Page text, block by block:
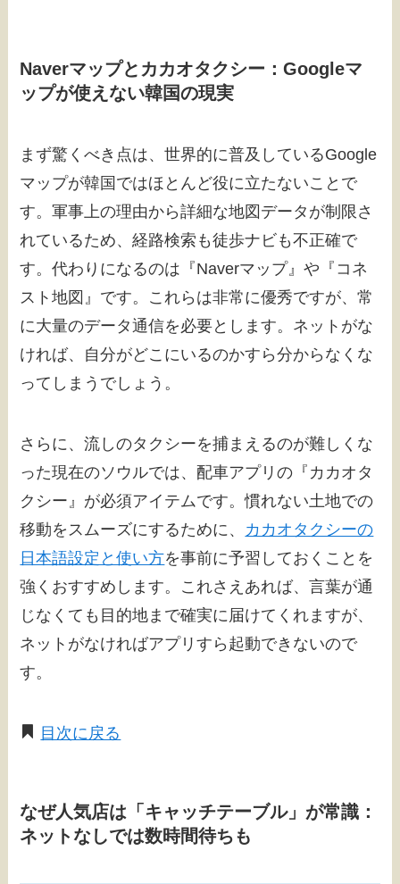
Naverマップとカカオタクシー：Googleマ
ップが使えない韓国の現実
まず驚くべき点は、世界的に普及しているGoogle
マップが韓国ではほとんど役に立たないことで
す。軍事上の理由から詳細な地図データが制限さ
れているため、経路検索も徒歩ナビも不正確で
す。代わりになるのは『Naverマップ』や『コネ
スト地図』です。これらは非常に優秀ですが、常
に大量のデータ通信を必要とします。ネットがな
ければ、自分がどこにいるのかすら分からなくな
ってしまうでしょう。
さらに、流しのタクシーを捕まえるのが難しくな
った現在のソウルでは、配車アプリの『カカオタ
クシー』が必須アイテムです。慣れない土地での
移動をスムーズにするために、 カカオタクシーの
日本語設定と使い方を事前に予習しておくことを
強くおすすめします。これさえあれば、言葉が通
じなくても目的地まで確実に届けてくれますが、
ネットがなければアプリすら起動できないので
す。
目次に戻る
なぜ人気店は「キャッチテーブル」が常識：
ネットなしでは数時間待ちも